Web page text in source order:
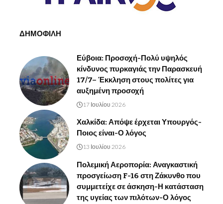
ΔΗΜΟΦΙΛΗ
Εύβοια: Προσοχή-Πολύ υψηλός
κίνδυνος πυρκαγιάς την Παρασκευή
17/7– Έκκληση στους πολίτες για
αυξημένη προσοχή
17 Ιουλίου 2026
Χαλκίδα: Απόψε έρχεται Υπουργός-
Ποιος είναι-Ο λόγος
13 Ιουλίου 2026
Πολεμική Αεροπορία: Αναγκαστική
προσγείωση F-16 στη Ζάκυνθο που
συμμετείχε σε άσκηση-Η κατάσταση
της υγείας των πιλότων-Ο λόγος